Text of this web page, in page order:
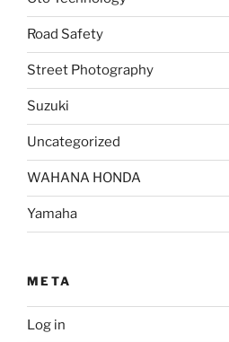
Road Safety
Street Photography
Suzuki
Uncategorized
WAHANA HONDA
Yamaha
META
Log in